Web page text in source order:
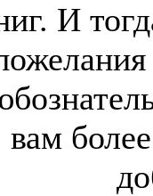
И
вам